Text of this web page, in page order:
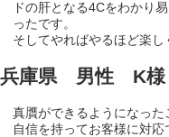
ドの肝となる4Cをわかり
ったです。
そしてやればやるほど楽し
兵庫県 男性 K様
真贋ができるようになっ
自信を持ってお客様に対応